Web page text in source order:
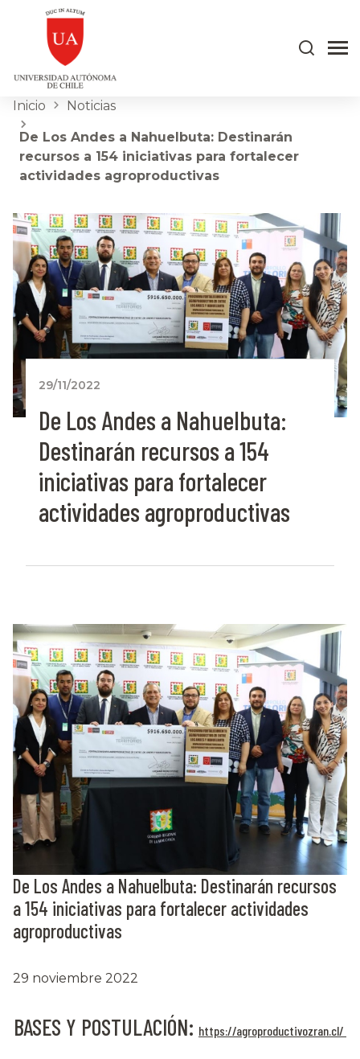
Inicio Noticias
De Los Andes a Nahuelbuta: Destinarán
recursos a 154 iniciativas para fortalecer
actividades agroproductivas
29/11/2022
De Los Andes a Nahuelbuta:
Destinarán recursos a 154
iniciativas para fortalecer
actividades agroproductivas
De Los Andes a Nahuelbuta: Destinarán recursos
a 154 iniciativas para fortalecer actividades
agroproductivas
29 noviembre 2022
BASES Y POSTULACIÓN: https://agroproductivozran.cl/